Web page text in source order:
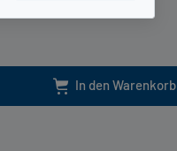
In den Warenkorb